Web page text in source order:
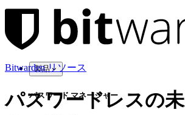
製品
パスワード マネージャー
Bitwarden リソース
パスワードレスの